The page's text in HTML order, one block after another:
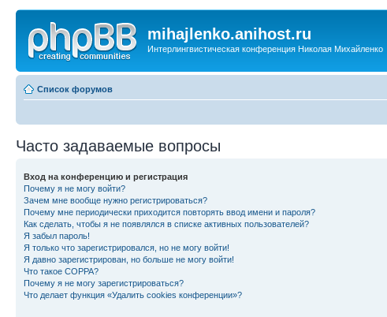
mihajlenko.anihost.ru
Интерлингвистическая конференция Николая Михайленко
Список форумов
Часто задаваемые вопросы
Вход на конференцию и регистрация
Почему я не могу войти?
Зачем мне вообще нужно регистрироваться?
Почему мне периодически приходится повторять ввод имени и пароля?
Как сделать, чтобы я не появлялся в списке активных пользователей?
Я забыл пароль!
Я только что зарегистрировался, но не могу войти!
Я давно зарегистрирован, но больше не могу войти!
Что такое COPPA?
Почему я не могу зарегистрироваться?
Что делает функция «Удалить cookies конференции»?